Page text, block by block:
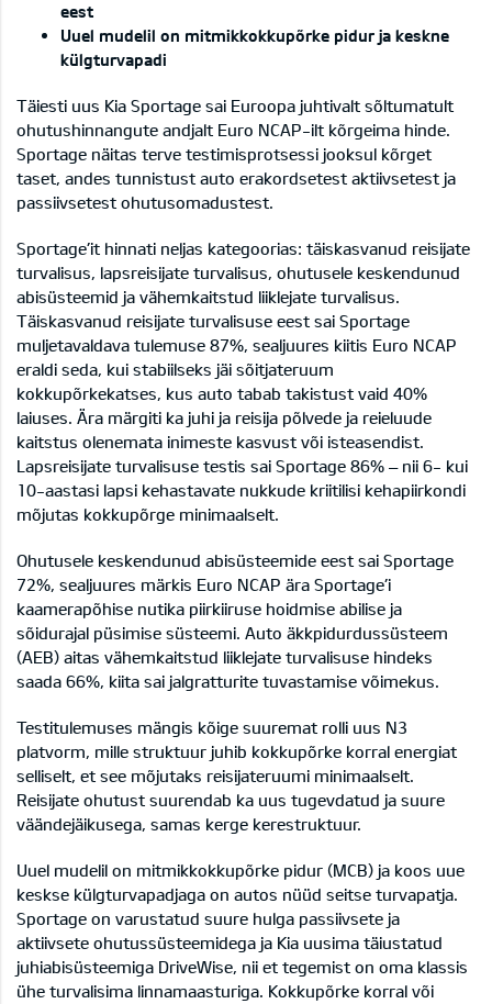
eest
Uuel mudelil on mitmikkokkupõrke pidur ja keskne
külgturvapadi
Täiesti uus Kia Sportage sai Euroopa juhtivalt sõltumatult
ohutushinnangute andjalt Euro NCAP-ilt kõrgeima hinde.
Sportage näitas terve testimisprotsessi jooksul kõrget
taset, andes tunnistust auto erakordsetest aktiivsetest ja
passiivsetest ohutusomadustest.
Sportage’it hinnati neljas kategoorias: täiskasvanud reisijate
turvalisus, lapsreisijate turvalisus, ohutusele keskendunud
abisüsteemid ja vähemkaitstud liiklejate turvalisus.
Täiskasvanud reisijate turvalisuse eest sai Sportage
muljetavaldava tulemuse 87%, sealjuures kiitis Euro NCAP
eraldi seda, kui stabiilseks jäi sõitjateruum
kokkupõrkekatses, kus auto tabab takistust vaid 40%
laiuses. Ära märgiti ka juhi ja reisija põlvede ja reieluude
kaitstus olenemata inimeste kasvust või isteasendist.
Lapsreisijate turvalisuse testis sai Sportage 86% – nii 6- kui
10-aastasi lapsi kehastavate nukkude kriitilisi kehapiirkondi
mõjutas kokkupõrge minimaalselt.
Ohutusele keskendunud abisüsteemide eest sai Sportage
72%, sealjuures märkis Euro NCAP ära Sportage’i
kaamerapõhise nutika piirkiiruse hoidmise abilise ja
sõidurajal püsimise süsteemi. Auto äkkpidurdussüsteem
(AEB) aitas vähemkaitstud liiklejate turvalisuse hindeks
saada 66%, kiita sai jalgratturite tuvastamise võimekus.
Testitulemuses mängis kõige suuremat rolli uus N3
platvorm, mille struktuur juhib kokkupõrke korral energiat
selliselt, et see mõjutaks reisijateruumi minimaalselt.
Reisijate ohutust suurendab ka uus tugevdatud ja suure
väändejäikusega, samas kerge kerestruktuur.
Uuel mudelil on mitmikkokkupõrke pidur (MCB) ja koos uue
keskse külgturvapadjaga on autos nüüd seitse turvapatja.
Sportage on varustatud suure hulga passiivsete ja
aktiivsete ohutussüsteemidega ja Kia uusima täiustatud
juhiabisüsteemiga DriveWise, nii et tegemist on oma klassis
ühe turvalisima linnamaasturiga. Kokkupõrke korral või